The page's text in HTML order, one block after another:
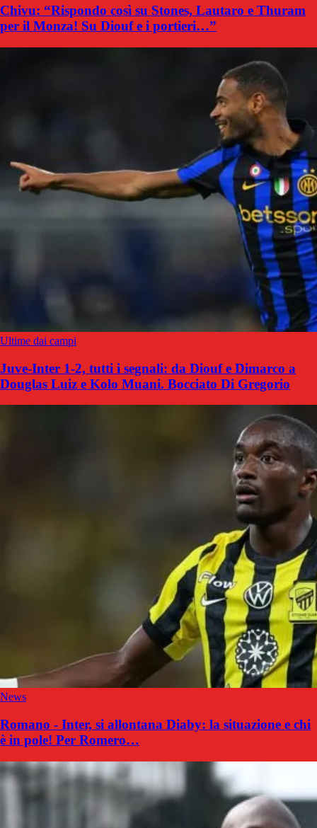
Chivu: “Rispondo così su Stones, Lautaro e Thuram
per il Monza! Su Diouf e i portieri…”
Ultime dai campi
Juve-Inter 1-2, tutti i segnali: da Diouf e Dimarco a
Douglas Luiz e Kolo Muani. Bocciato Di Gregorio
News
Romano - Inter, si allontana Diaby: la situazione e chi
è in pole! Per Romero…